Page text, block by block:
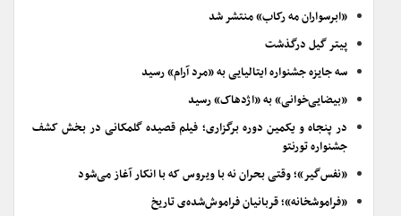
«ابرسواران مه رکاب» منتشر شد
پیتر گیل درگذشت
سه جایزه جشنواره ایتالیایی به «مرد آرام» رسید
«بیضایی‌خوانی» به «اژدهاک» رسید
در پنجاه و یکمین دوره برگزاری؛ فیلم قصیده گلمکانی در بخش کشف
جشنواره تورنتو
«نفس‌گیر»؛ وقتی بحران نه با ویروس که با انکار آغاز می‌شود
«فراموشخانه»؛ قربانیان فراموش‌شده‌ی تاریخ